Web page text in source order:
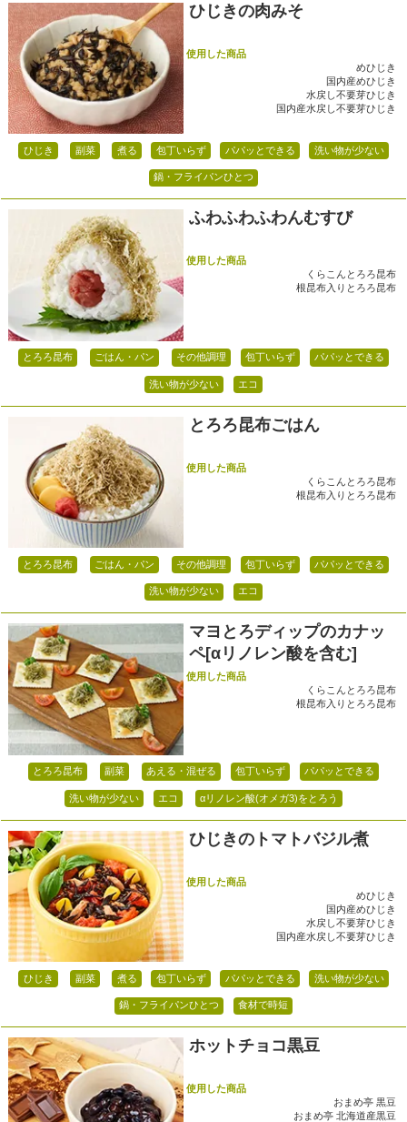
ひじきの肉みそ
使用した商品
めひじき
国内産めひじき
水戻し不要芽ひじき
国内産水戻し不要芽ひじき
ひじき 副菜 煮る 包丁いらず パパッとできる 洗い物が少ない
鍋・フライパンひとつ
ふわふわふわんむすび
使用した商品
くらこんとろろ昆布
根昆布入りとろろ昆布
とろろ昆布 ごはん・パン その他調理 包丁いらず パパッとできる
洗い物が少ない エコ
とろろ昆布ごはん
使用した商品
くらこんとろろ昆布
根昆布入りとろろ昆布
とろろ昆布 ごはん・パン その他調理 包丁いらず パパッとできる
洗い物が少ない エコ
マヨとろディップのカナッ
ペ[αリノレン酸を含む]
使用した商品
くらこんとろろ昆布
根昆布入りとろろ昆布
とろろ昆布 副菜 あえる・混ぜる 包丁いらず パパッとできる
洗い物が少ない エコ αリノレン酸(オメガ3)をとろう
ひじきのトマトバジル煮
使用した商品
めひじき
国内産めひじき
水戻し不要芽ひじき
国内産水戻し不要芽ひじき
ひじき 副菜 煮る 包丁いらず パパッとできる 洗い物が少ない
鍋・フライパンひとつ 食材で時短
ホットチョコ黒豆
使用した商品
おまめ亭 黒豆
おまめ亭 北海道産黒豆